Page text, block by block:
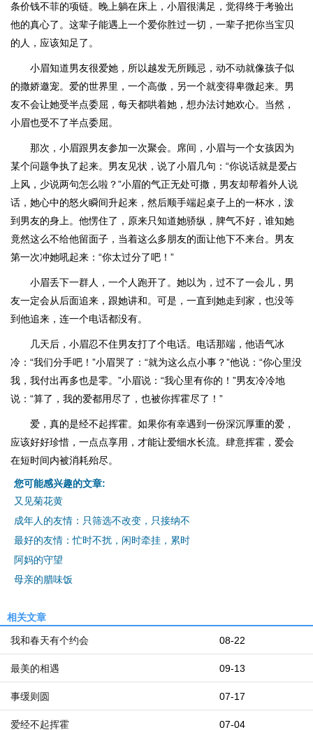
条价钱不菲的项链。晚上躺在床上，小眉很满足，觉得终于考验出
他的真心了。这辈子能遇上一个爱你胜过一切，一辈子把你当宝贝
的人，应该知足了。
小眉知道男友很爱她，所以越发无所顾忌，动不动就像孩子似
的撒娇邀宠。爱的世界里，一个高傲，另一个就变得卑微起来。男
友不会让她受半点委屈，每天都哄着她，想办法讨她欢心。当然，
小眉也受不了半点委屈。
那次，小眉跟男友参加一次聚会。席间，小眉与一个女孩因为
某个问题争执了起来。男友见状，说了小眉几句：“你说话就是爱占
上风，少说两句怎么啦？”小眉的气正无处可撒，男友却帮着外人说
话，她心中的怒火瞬间升起来，然后顺手端起桌子上的一杯水，泼
到男友的身上。他愣住了，原来只知道她骄纵，脾气不好，谁知她
竟然这么不给他留面子，当着这么多朋友的面让他下不来台。男友
第一次冲她吼起来：“你太过分了吧！”
小眉丢下一群人，一个人跑开了。她以为，过不了一会儿，男
友一定会从后面追来，跟她讲和。可是，一直到她走到家，也没等
到他追来，连一个电话都没有。
几天后，小眉忍不住男友打了个电话。电话那端，他语气冰
冷：“我们分手吧！”小眉哭了：“就为这么点小事？”他说：“你心里没
我，我付出再多也是零。”小眉说：“我心里有你的！”男友冷冷地
说：“算了，我的爱都用尽了，也被你挥霍尽了！”
爱，真的是经不起挥霍。如果你有幸遇到一份深沉厚重的爱，
应该好好珍惜，一点点享用，才能让爱细水长流。肆意挥霍，爱会
在短时间内被消耗殆尽。
您可能感兴趣的文章:
又见菊花黄
成年人的友情：只筛选不改变，只接纳不
最好的友情：忙时不扰，闲时牵挂，累时
阿妈的守望
母亲的腊味饭
相关文章
08-22
我和春天有个约会
09-13
最美的相遇
07-17
事缓则圆
07-04
爱经不起挥霍